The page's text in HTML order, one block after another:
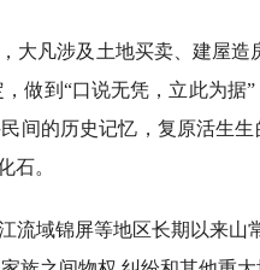
凡涉及土地买卖、建屋造
做到“口说无凭，立此为据
间的历史记忆，复原活生生
石。
域锦屏等地区长期以来山